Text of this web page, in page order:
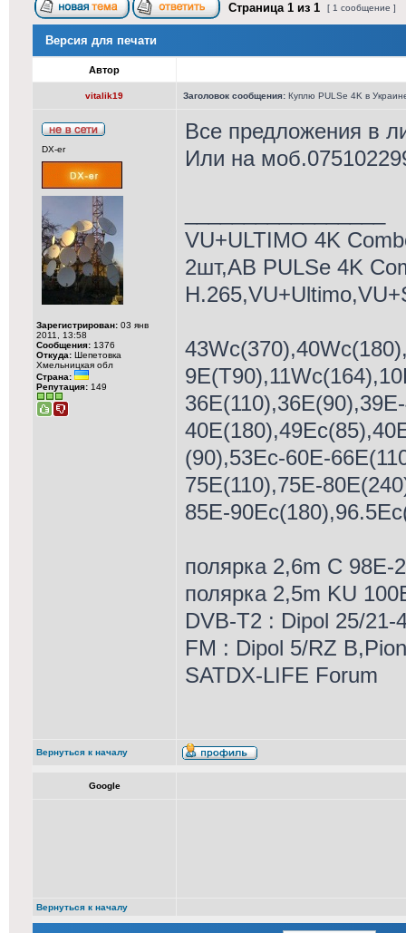
Страница 1 из 1 [ 1 сообщение ]
Версия для печати
Автор
vitalik19 Заголовок сообщения: Куплю PULSe 4K в
DX-er
Зарегистрирован: 03 янв
2011, 13:58
Сообщения: 1376
Откуда: Шепетовка
Хмельницкая обл
Страна:
Репутация: 149
Все предложения в
Или на
VU+ULTIMO 4K
2шт,AB PULSe 4K
(90),53Ес-60E-
75E(110),75Е-
85E-
полярка 2,6m С 98Е-
полярка 2,5m KU
DVB-T2 : Dipol 25/21-
FM : Dipol 5/RZ
SATDX-LIFE Forum
Вернуться к началу
Google
Вернуться к началу